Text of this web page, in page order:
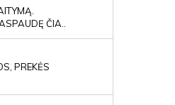
ČIA..
PREKĖS